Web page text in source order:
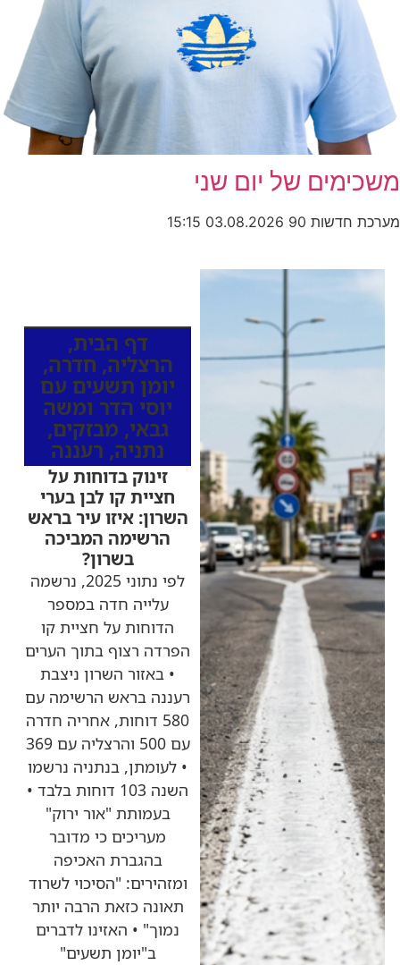
משכימים של יום שני
מערכת חדשות 90 03.08.2026
15:15
דף הבית,
הרצליה, חדרה,
יומן תשעים עם
יוסי הדר ומשה
גבאי, מבזקים,
נתניה, רעננה
זינוק בדוחות על
חציית קו לבן בערי
השרון: איזו עיר בראש
הרשימה המביכה
בשרון?
לפי נתוני 2025, נרשמה
עלייה חדה במספר
הדוחות על חציית קו
הפרדה רצוף בתוך הערים
• באזור השרון ניצבת
רעננה בראש הרשימה עם
580 דוחות, אחריה חדרה
עם 500 והרצליה עם 369
• לעומתן, בנתניה נרשמו
השנה 103 דוחות בלבד •
בעמותת "אור ירוק"
מעריכים כי מדובר
בהגברת האכיפה
ומזהירים: "הסיכוי לשרוד
תאונה כזאת הרבה יותר
נמוך" • האזינו לדברים
ב"יומן תשעים"